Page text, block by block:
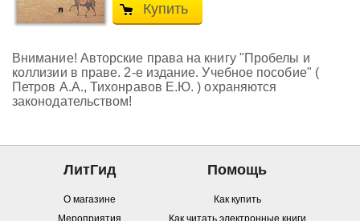
Купить
Внимание! Авторские права на книгу "Пробелы и
коллизии в праве. 2-е издание. Учебное пособие" (
Петров А.А., Тихонравов Е.Ю. ) охраняются
законодательством!
ЛитГид
О магазине
Мероприятия
Помощь
Как купить
Как читать электронные книги